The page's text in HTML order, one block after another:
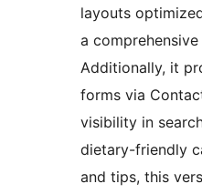
layouts
a
Additionally, it
forms via
visibility in
dietary-friendly
and tips, this